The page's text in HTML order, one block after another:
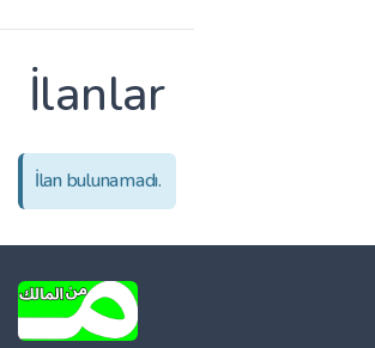
İlanlar
İlan bulunamadı.